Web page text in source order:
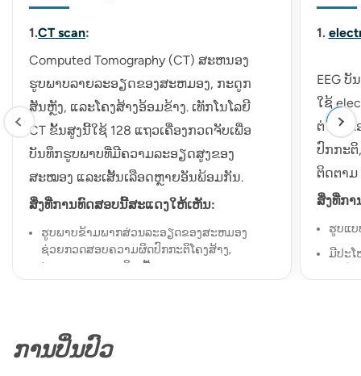
1.CT scan:
Computed Tomography (CT) ສະຫນອງ
ຮູບພາບລາຍລະອຽດຂອງສະຫມອງ, ກະດູກ
ສັນຫຼັງ, ແລະໂຄງສ້າງອ້ອມຂ້າງ. ເທັກໂນໂລຍີ
CT ຂັ້ນສູງນີ້ໃຊ້ 128 ແຖວເຄື່ອງກວດຈັບເພື່ອ
ບັນທຶກຮູບພາບທີ່ມີຄວາມລະອຽດສູງຂອງ
ສະໝອງ ແລະເສັ້ນເລືອດຫຼາຍອັນພ້ອມກັນ.
ສິ່ງ​ທີ່​ການ​ທົດ​ສອບ​ນີ້​ສະ​ແດງ​ໃຫ້​ເຫັນ​:
ຮູບ​ພາບ​ຂ້າມ​ພາກ​ສ່ວນ​ລະ​ອຽດ​ຂອງ​ສະ​ຫມອງ​
ຊ່ວຍ​ກວດ​ສອບ​ຄວາມ​ຜິດ​ປົກ​ກະ​ຕິ​ໂຄງ​ສ້າງ​,
tumors ແລະ​ການ​ຕິດ​ເຊື້ອ​.
ການກວດຫາເສັ້ນເລືອດຕັນໃນແບບສ້ວຍແຫຼມ ແລະ
1.
EEG
ໃຊ້
ຕ່າງໆຂ
ປົກກະຕິ
ຕິດຕາມ
ສິ່ງ​ທີ່​ກ
ຮູບແ
ມີປະໂ
ການປິ່ນປົວ